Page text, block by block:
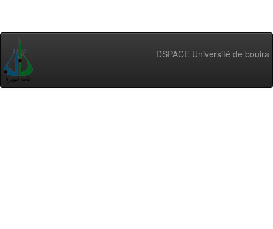
DSPACE Université de bouira